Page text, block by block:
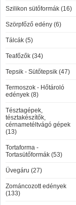
Szilikon sütőformák (16)
Szörpfőző edény (6)
Tálcák (5)
Teafőzők (34)
Tepsik - Sütőtepsik (47)
Termoszok - Hőtároló
edények (8)
Tésztagépek,
tésztakészítők,
cérnametéltvágó gépek
(13)
Tortaforma -
Tortasütőformák (53)
Üvegáru (27)
Zománcozott edények
(133)